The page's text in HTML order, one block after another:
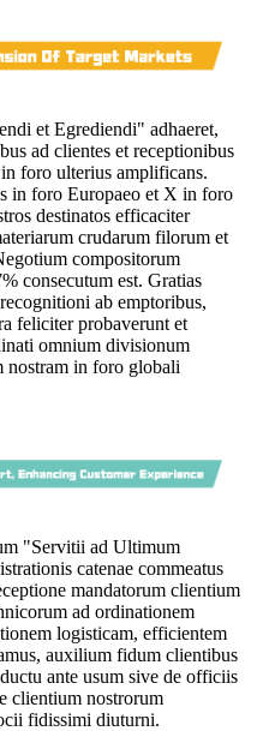
et Egrediendi" adhaeret,
ad clientes et receptionibus
foro ulterius amplificans.
foro Europaeo et X in foro
destinatos efficaciter
crudarum filorum et
compositorum
consecutum est. Gratias
ab emptoribus,
feliciter probaverunt et
omnium divisionum
nostram in foro globali
"Servitii ad Ultimum
catenae commeatus
mandatorum clientium
ad ordinationem
logisticam, efficientem
auxilium fidum clientibus
ante usum sive de officiis
clientium nostrorum
fidissimi diuturni.